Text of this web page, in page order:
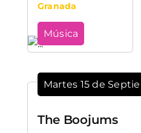
Granada
Música
Martes 15 de
The Boojums